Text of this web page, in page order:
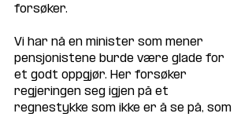
forsøker.
Vi har nå en minister som mener
pensjonistene burde være glade for
et godt oppgjør. Her forsøker
regjeringen seg igjen på et
regnestykke som ikke er å se på, som